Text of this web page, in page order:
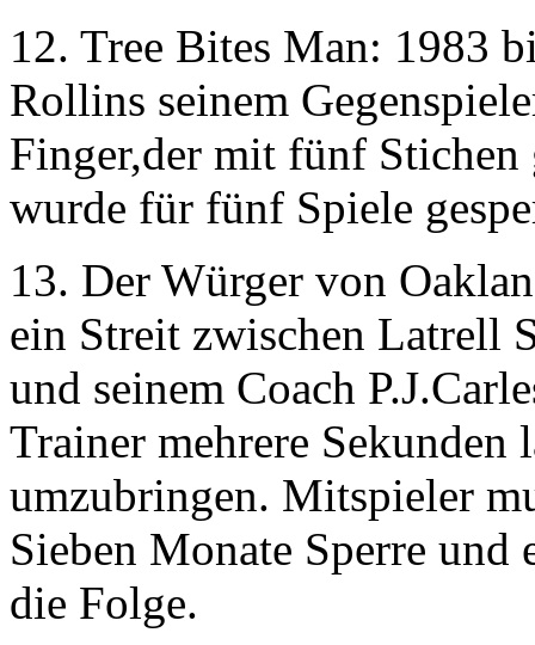
12. Tree Bites Man: 1983
Rollins seinem
Finger,der mit fünf Stichen
wurde für fünf Spiele
13. Der Würger von
ein Streit zwischen Latrell
und seinem Coach
Trainer mehrere Sekunden
umzubringen. Mitspieler
Sieben Monate Sperre
die Folge.